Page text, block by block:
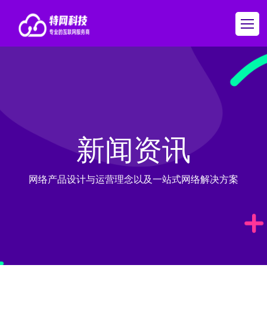
新闻资讯
网络产品设计与运营理念以及一站式网络解决方案